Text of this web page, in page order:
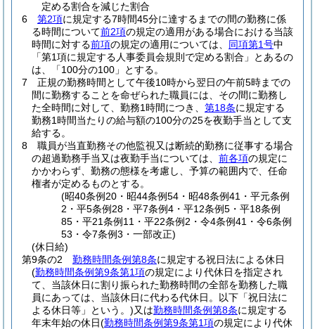
定める割合を減じた割合
6
第2項に規定する7時間45分に達するまでの間の勤務に係
る時間について前2項の規定の適用がある場合における当該
時間に対する前項の規定の適用については、 同項第1号中
「第1項に規定する人事委員会規則で定める割合」とあるの
は、「100分の100」とする。
7
正規の勤務時間として午後10時から翌日の午前5時までの
間に勤務することを命ぜられた職員には、その間に勤務し
た全時間に対して、勤務1時間につき、 第18条に規定する
勤務1時間当たりの給与額の100分の25を夜勤手当として支
給する。
8
職員が当直勤務その他監視又は断続的勤務に従事する場合
の超過勤務手当又は夜勤手当については、 前各項の規定に
かかわらず、勤務の態様を考慮し、予算の範囲内で、任命
権者が定めるものとする。
(昭40条例20・昭44条例54・昭48条例41・平元条例
2・平5条例28・平7条例4・平12条例5・平18条例
85・平21条例11・平22条例2・令4条例41・令6条例
53・令7条例3・一部改正)
(休日給)
第9条の2
勤務時間条例第8条に規定する祝日法による休日
(勤務時間条例第9条第1項の規定により代休日を指定され
て、当該休日に割り振られた勤務時間の全部を勤務した職
員にあっては、当該休日に代わる代休日。以下「祝日法に
よる休日等」という。)又は勤務時間条例第8条に規定する
年末年始の休日(勤務時間条例第9条第1項の規定により代休